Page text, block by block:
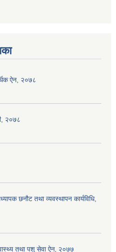
ऐन, २०७८
२०७८
छनौट तथा व्यवस्थापन कार्यविधि,
तथा पशु सेवा ऐन‚ २०७७